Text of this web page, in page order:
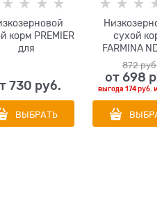
корм PREMIER
для
Lamb and
Sterilised Cat
730 руб.
ВЫБРАТЬ
cухой
FARMINA
кошек с
гранатом
872 руб.
от698
выгода174 руб.